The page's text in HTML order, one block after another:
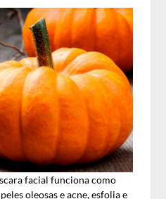
facial funciona como
oleosas e acne, esfolia e